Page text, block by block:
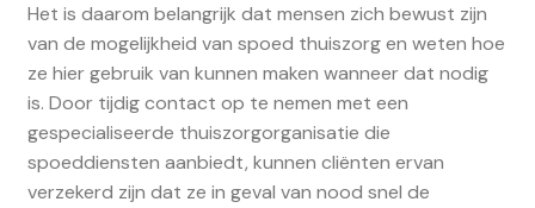
Het is daarom belangrijk dat mensen zich bewust zijn
van de mogelijkheid van spoed thuiszorg en weten hoe
ze hier gebruik van kunnen maken wanneer dat nodig
is. Door tijdig contact op te nemen met een
gespecialiseerde thuiszorgorganisatie die
spoeddiensten aanbiedt, kunnen cliënten ervan
verzekerd zijn dat ze in geval van nood snel de